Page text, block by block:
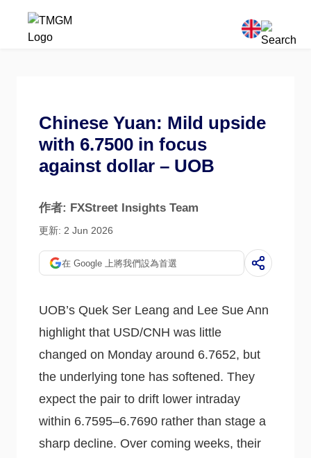
Chinese Yuan: Mild upside
with 6.7500 in focus
against dollar – UOB
作者: FXStreet Insights Team
更新: 2 Jun 2026
在 Google 上將我們設為首選
UOB’s Quek Ser Leang and Lee Sue Ann
highlight that USD/CNH was little
changed on Monday around 6.7652, but
the underlying tone has softened. They
expect the pair to drift lower intraday
within 6.7595–6.7690 rather than stage a
sharp decline. Over coming weeks, their